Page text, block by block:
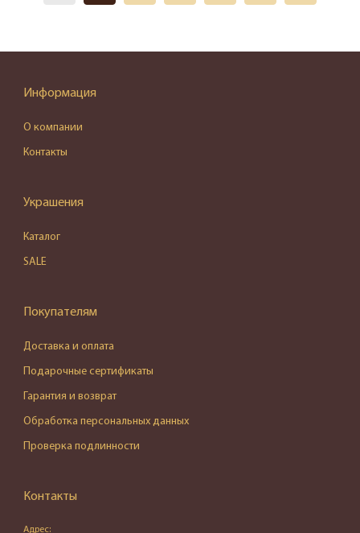
Информация
О компании
Контакты
Украшения
Каталог
SALE
Покупателям
Доставка и оплата
Подарочные сертификаты
Гарантия и возврат
Обработка персональных данных
Проверка подлинности
Контакты
Адрес: